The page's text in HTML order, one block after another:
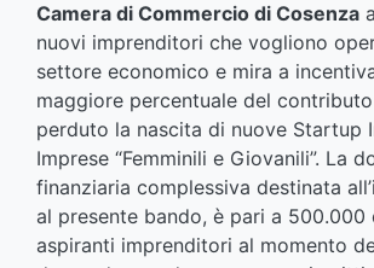
Camera di Commercio di Cosenza
nuovi imprenditori che vogliono
settore economico e mira a
maggiore percentuale del
perduto la nascita di nuove Startup
Imprese “Femminili e Giovanili”. La
finanziaria complessiva destinata
al presente bando, è pari a 500.000
aspiranti imprenditori al momento